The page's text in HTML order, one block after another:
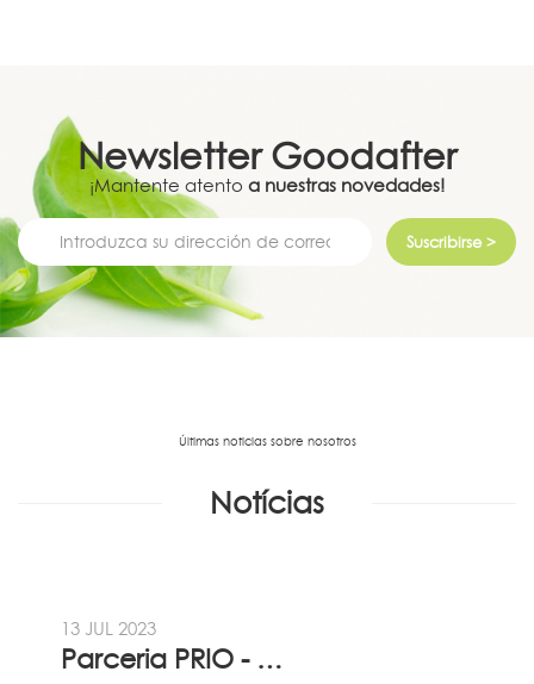
Newsletter Goodafter
¡Mantente atento a nuestras novedades!
Suscribirse >
Últimas noticias sobre nosotros
Notícias
13 JUL 2023
Parceria PRIO - Viadireta - Goodafter...